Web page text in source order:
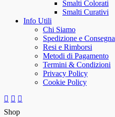
Smalti Colorati
Smalti Curativi
Info Utili
Chi Siamo
Spedizione e Consegna
Resi e Rimborsi
Metodi di Pagamento
Termini & Condizioni
Privacy Policy
Cookie Policy
Shop